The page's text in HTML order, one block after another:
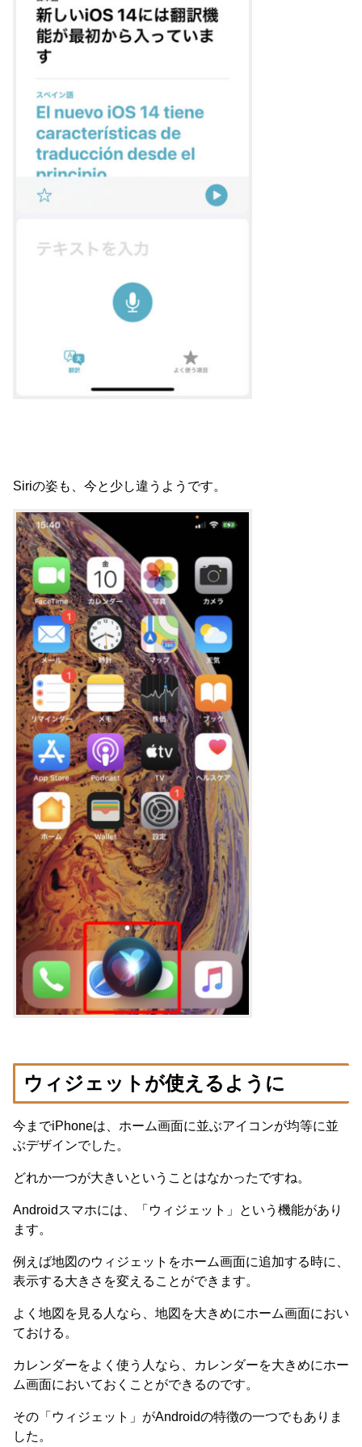
Siriの姿も、今と少し違うようです。
ウィジェットが使えるように
今までiPhoneは、ホーム画面に並ぶアイコンが均等に並
ぶデザインでした。
どれか一つが大きいということはなかったですね。
Androidスマホには、「ウィジェット」という機能があり
ます。
例えば地図のウィジェットをホーム画面に追加する時に、
表示する大きさを変えることができます。
よく地図を見る人なら、地図を大きめにホーム画面におい
ておける。
カレンダーをよく使う人なら、カレンダーを大きめにホー
ム画面においておくことができるのです。
その「ウィジェット」がAndroidの特徴の一つでもありま
した。